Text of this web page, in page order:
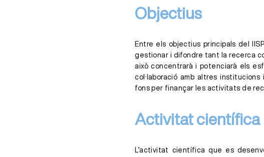
Objectius
Entre els objectius principals del
gestionar i difondre tant la recerca
això concentrarà i potenciarà els
col·laboració amb altres
fons per finançar les activitats de
Activitat científica
L’activitat científica que es